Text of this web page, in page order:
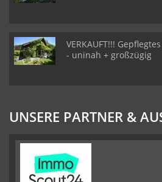
VERKAUFT!!!
- uninah + großzügig
UNSERE PARTNER &